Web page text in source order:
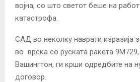
војна, со што светот беше на
катастрофа.
САД во неколку наврати изразија
во врска со руската ракета
Вашингтон, ги крши одредбите на
договор.